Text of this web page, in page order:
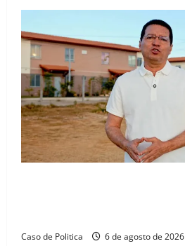
Caso de Politica 6 de agosto de 2026